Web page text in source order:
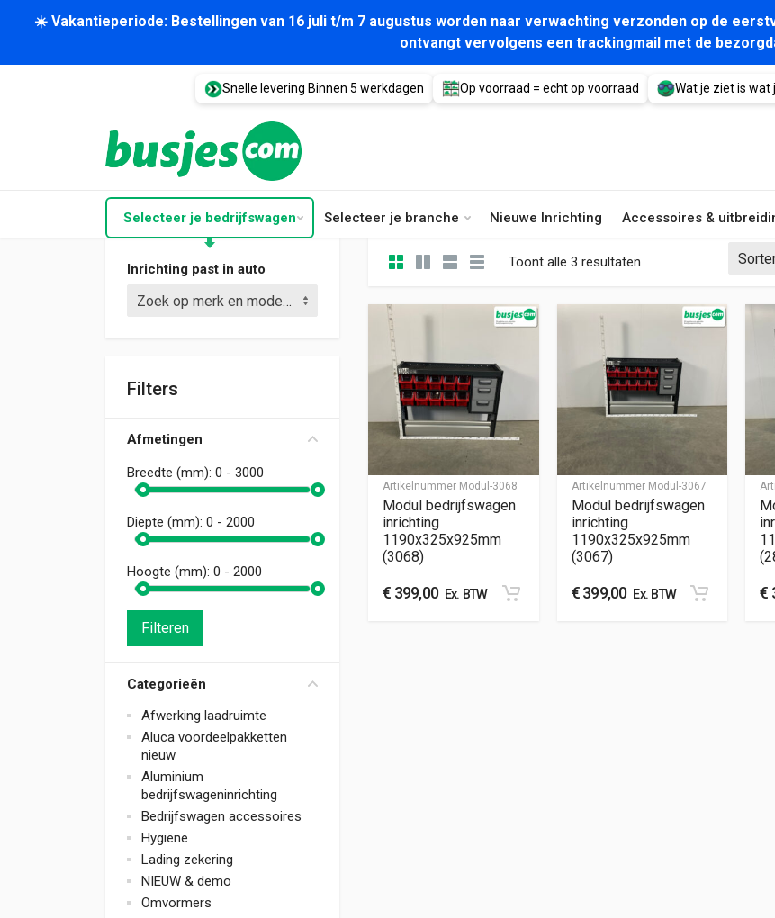
☀️ Vakantieperiode: Bestellingen van 16 juli t/m 7 augustus worden naar verwachting verzonden op de
ontvangt vervolgens een trackingmail met de
Snelle levering Binnen 5 werkdagen Op voorraad = echt op voorraad Wat je ziet is wat
Selecteer je bedrijfswagen Selecteer je branche Nieuwe Inrichting Accessoires &
Inrichting past in auto
Zoek op merk en model (bijv. Crafter L3)
Filters
Afmetingen
Breedte (mm): 0 - 3000
Diepte (mm): 0 - 2000
Hoogte (mm): 0 - 2000
Filteren
Categorieën
Afwerking laadruimte
Aluca voordeelpakketten
nieuw
Aluminium
bedrijfswageninrichting
Bedrijfswagen accessoires
Hygiëne
Lading zekering
NIEUW & demo
Omvormers
Toont alle 3 resultaten Gesorteerd op
Artikelnummer Modul-3068
Modul bedrijfswagen
inrichting
1190x325x925mm
(3068)
€ 399,00Ex. BTW
Artikelnummer Modul-3067
Modul bedrijfswagen
inrichting
1190x325x925mm
(3067)
€399,00Ex. BTW €